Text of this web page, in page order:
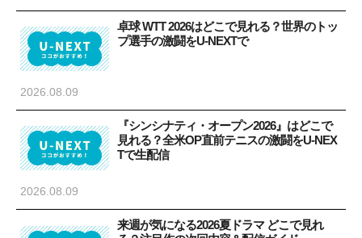
卓球 WTT 2026はどこで見れる？世界のトッ
プ選手の激闘をU-NEXTで
2026.08.09
『シンシナティ・オープン2026』はどこで
見れる？全米OP直前テニスの激闘をU-NEX
Tで生配信
2026.08.09
来週が気になる2026夏ドラマ どこで見れ